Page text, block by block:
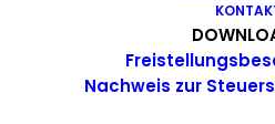
Nachweis zur
ZU DEN